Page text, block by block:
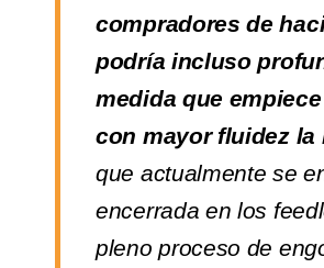
compradores de
podría incluso
medida que
con mayor fluidez la
que actualmente se
encerrada en los
pleno proceso de